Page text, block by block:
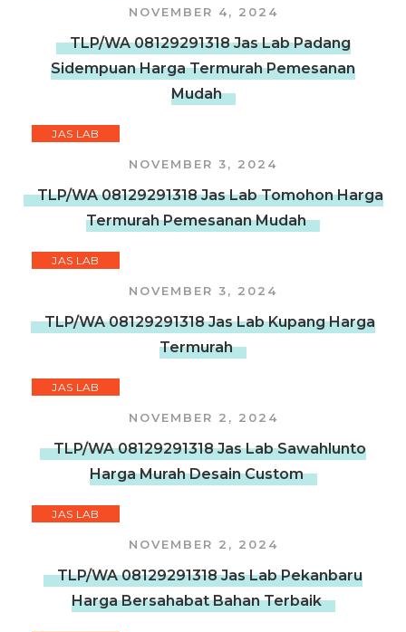
NOVEMBER 4, 2024
TLP/WA 08129291318 Jas Lab Padang
Sidempuan Harga Termurah Pemesanan
Mudah
JAS LAB
NOVEMBER 3, 2024
TLP/WA 08129291318 Jas Lab Tomohon Harga
Termurah Pemesanan Mudah
JAS LAB
NOVEMBER 3, 2024
TLP/WA 08129291318 Jas Lab Kupang Harga
Termurah
JAS LAB
NOVEMBER 2, 2024
TLP/WA 08129291318 Jas Lab Sawahlunto
Harga Murah Desain Custom
JAS LAB
NOVEMBER 2, 2024
TLP/WA 08129291318 Jas Lab Pekanbaru
Harga Bersahabat Bahan Terbaik